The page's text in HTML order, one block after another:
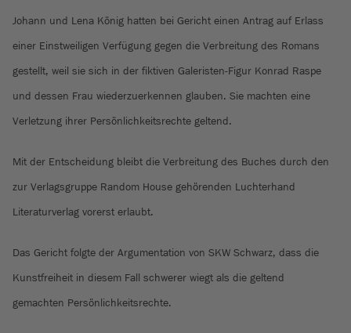
Johann und Lena König hatten bei Gericht einen Antrag auf Erlass
einer Einstweiligen Verfügung gegen die Verbreitung des Romans
gestellt, weil sie sich in der fiktiven Galeristen-Figur Konrad Raspe
und dessen Frau wiederzuerkennen glauben. Sie machten eine
Verletzung ihrer Persönlichkeitsrechte geltend.
Mit der Entscheidung bleibt die Verbreitung des Buches durch den
zur Verlagsgruppe Random House gehörenden Luchterhand
Literaturverlag vorerst erlaubt.
Das Gericht folgte der Argumentation von SKW Schwarz, dass die
Kunstfreiheit in diesem Fall schwerer wiegt als die geltend
gemachten Persönlichkeitsrechte.